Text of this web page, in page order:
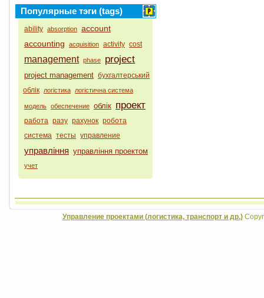
Популярные тэги (tags)
ability absorption account
accounting
acquisition activity cost
management phase project
project management бухгалтерський
облік
логістика логістична система
модель обеспечение облік проект
работа разу рахунок робота
система тесты управление
управління управління проектом
учет
Управление проектами (логистика, транспорт и др.)